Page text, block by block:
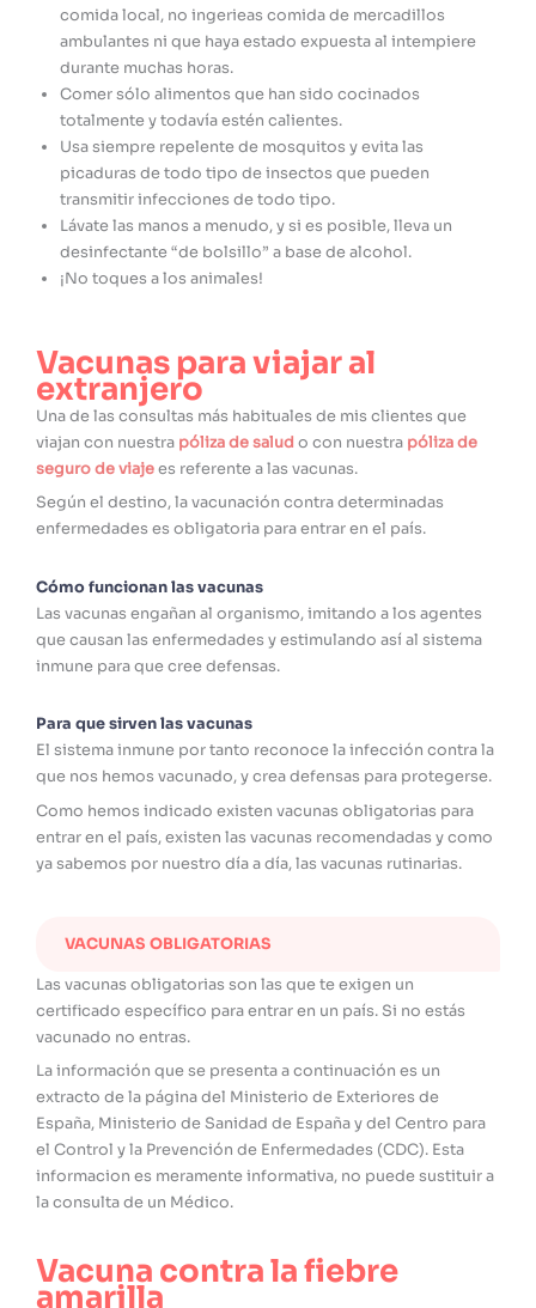
comida local, no ingerieas comida de mercadillos
ambulantes ni que haya estado expuesta al intempiere
durante muchas horas.
Comer sólo alimentos que han sido cocinados
totalmente y todavía estén calientes.
Usa siempre repelente de mosquitos y evita las
picaduras de todo tipo de insectos que pueden
transmitir infecciones de todo tipo.
Lávate las manos a menudo, y si es posible, lleva un
desinfectante “de bolsillo” a base de alcohol.
¡No toques a los animales!
Vacunas para viajar al
extranjero
Una de las consultas más habituales de mis clientes que
viajan con nuestra póliza de salud o con nuestra póliza de
seguro de viajees referente a las vacunas.
Según el destino, la vacunación contra determinadas
enfermedades es obligatoria para entrar en el país.
Cómo funcionan las vacunas
Las vacunas engañan al organismo, imitando a los agentes
que causan las enfermedades y estimulando así al sistema
inmune para que cree defensas.
Para que sirven las vacunas
El sistema inmune por tanto reconoce la infección contra la
que nos hemos vacunado, y crea defensas para protegerse.
Como hemos indicado existen vacunas obligatorias para
entrar en el país, existen las vacunas recomendadas y como
ya sabemos por nuestro día a día, las vacunas rutinarias.
VACUNAS OBLIGATORIAS
Las vacunas obligatorias son las que te exigen un
certificado específico para entrar en un país. Si no estás
vacunado no entras.
La información que se presenta a continuación es un
extracto de la página del Ministerio de Exteriores de
España, Ministerio de Sanidad de España y del Centro para
el Control y la Prevención de Enfermedades (CDC). Esta
informacion es meramente informativa, no puede sustituir a
la consulta de un Médico.
Vacuna contra la fiebre
amarilla